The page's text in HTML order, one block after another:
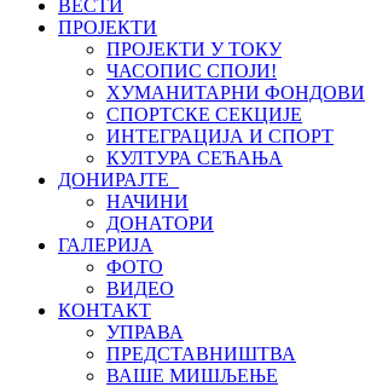
ВЕСТИ
ПРОЈЕКТИ
ПРОЈЕКТИ У ТОКУ
ЧАСОПИС СПОЈИ!
ХУМАНИТАРНИ ФОНДОВИ
СПОРТСКЕ СЕКЦИЈЕ
ИНТЕГРАЦИЈА И СПОРТ
КУЛТУРА СЕЋАЊА
ДОНИРАЈТЕ
НАЧИНИ
ДОНАТОРИ
ГАЛЕРИЈА
ФОТО
ВИДЕО
КОНТАКТ
УПРАВА
ПРЕДСТАВНИШТВА
ВАШЕ МИШЉЕЊЕ